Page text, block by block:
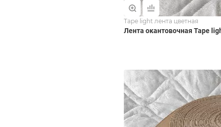
Tape light лента цветная
Лента окантовочная Tape